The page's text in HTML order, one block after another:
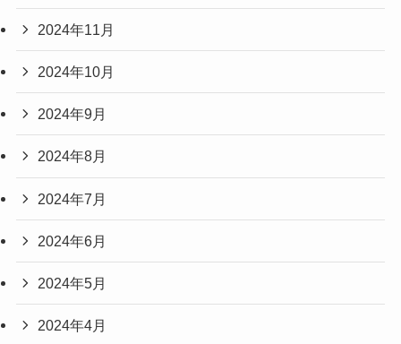
2024年11月
2024年10月
2024年9月
2024年8月
2024年7月
2024年6月
2024年5月
2024年4月